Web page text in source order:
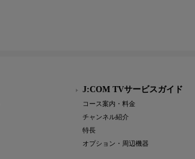
J:COM TVサービスガイド
コース案内・料金
チャンネル紹介
特長
オプション・周辺機器